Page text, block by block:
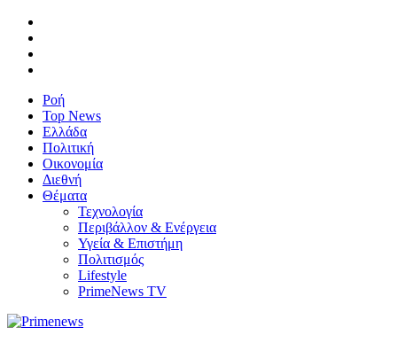
Ροή
Top News
Ελλάδα
Πολιτική
Οικονομία
Διεθνή
Θέματα
Τεχνολογία
Περιβάλλον & Ενέργεια
Υγεία & Επιστήμη
Πολιτισμός
Lifestyle
PrimeNews TV